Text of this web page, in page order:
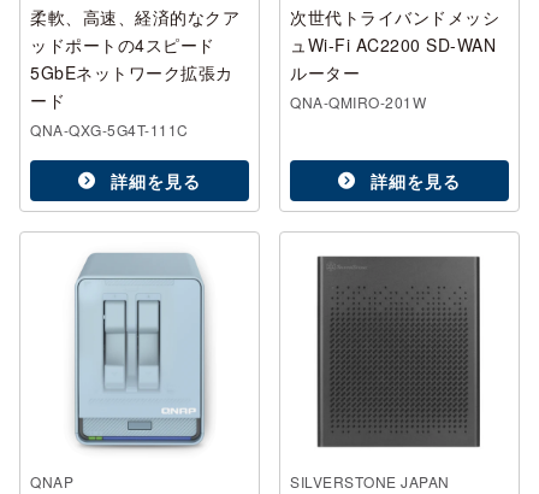
柔軟、高速、経済的なクア
ッドポートの4スピード
5GbEネットワーク拡張カ
ード
QNA-QXG-5G4T-111C
詳細を見る
次世代トライバンドメッシ
ュWi-Fi AC2200 SD-WAN
ルーター
QNA-QMIRO-201W
詳細を見る
QNAP SILVERSTONE JAPAN